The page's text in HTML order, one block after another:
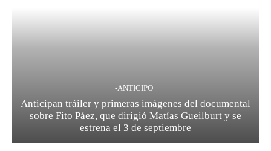
-ANTICIPO
Anticipan tráiler y primeras imágenes del documental
sobre Fito Páez, que dirigió Matías Gueilburt y se
estrena el 3 de septiembre